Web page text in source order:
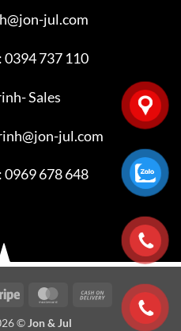
jul.com
0394 737 110
Sales
jul.com
0969 678 648
Stripe MasterCardCash
On
© Jon & Jul